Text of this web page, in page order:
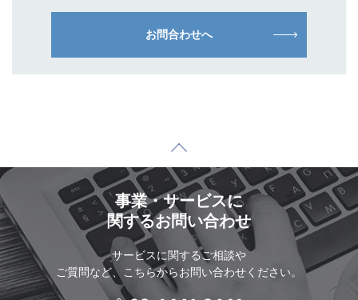
お問合わせへ
事業・サービスに
関するお問い合わせ
サービスに関するご相談や
ご質問など、こちらからお問い合わせください。